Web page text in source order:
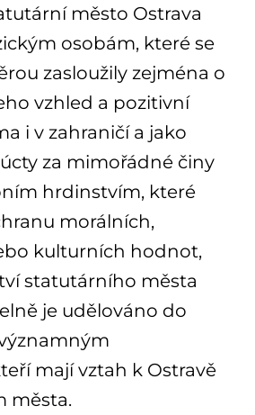
město Ostrava
osobám, které se
zasloužily zejména o
vzhled a pozitivní
i v zahraničí a jako
za mimořádné činy
hrdinstvím, které
morálních,
kulturních hodnot,
statutárního města
je udělováno do
mají vztah k Ostravě
města.